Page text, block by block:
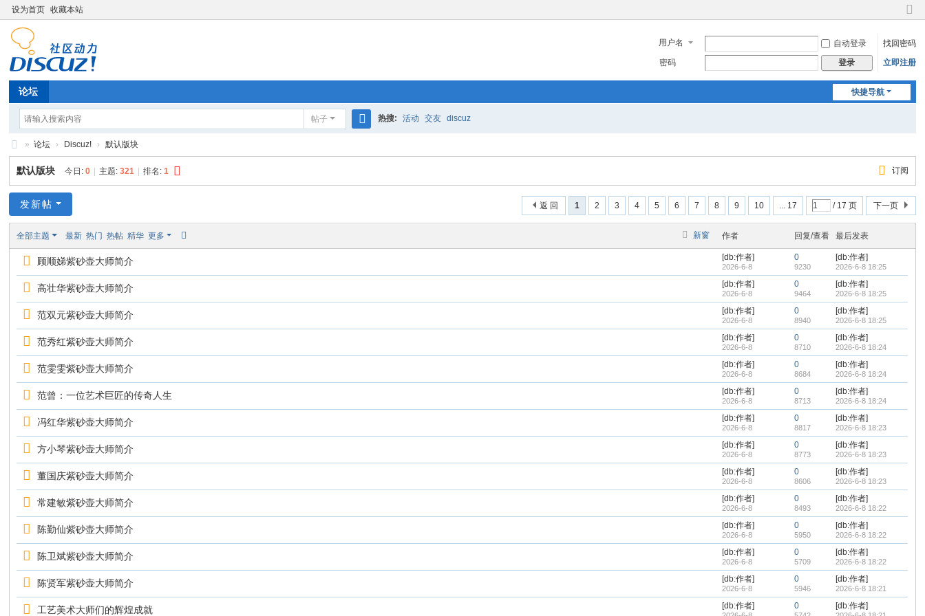
设为首页 收藏本站
切
到
窄
用户名 自动登录
找回密码
密码
登录 立即注册
快捷导航
论坛
帖子
索
热搜: 活动 交友 discuz
济
南
乾
达
科
公
» 论坛 › Discuz! › 默认版块
订阅
默认版块 今日:0 主题:321 排名:1
1 2 3 4 5 6 7 8 9 10 ... 17 / 17 页 下一页
返 回
发新帖
新窗
全部主题 最新 热门 热帖 精华 更多 作者 回复/查看 最后发表
顾顺娣紫砂壶大师简介 [db:作者]
2026-6-8
0
9230
[db:作者]
2026-6-8 18:25
高壮华紫砂壶大师简介 [db:作者]
2026-6-8
0
9464
[db:作者]
2026-6-8 18:25
范双元紫砂壶大师简介 [db:作者]
2026-6-8
0
8940
[db:作者]
2026-6-8 18:25
范秀红紫砂壶大师简介 [db:作者]
2026-6-8
0
8710
[db:作者]
2026-6-8 18:24
范雯雯紫砂壶大师简介 [db:作者]
2026-6-8
0
8684
[db:作者]
2026-6-8 18:24
范曾：一位艺术巨匠的传奇人生 [db:作者]
2026-6-8
0
8713
[db:作者]
2026-6-8 18:24
冯红华紫砂壶大师简介 [db:作者]
2026-6-8
0
8817
[db:作者]
2026-6-8 18:23
方小琴紫砂壶大师简介 [db:作者]
2026-6-8
0
8773
[db:作者]
2026-6-8 18:23
董国庆紫砂壶大师简介 [db:作者]
2026-6-8
0
8606
[db:作者]
2026-6-8 18:23
常建敏紫砂壶大师简介 [db:作者]
2026-6-8
0
8493
[db:作者]
2026-6-8 18:22
陈勤仙紫砂壶大师简介 [db:作者]
2026-6-8
0
5950
[db:作者]
2026-6-8 18:22
陈卫斌紫砂壶大师简介 [db:作者]
2026-6-8
0
5709
[db:作者]
2026-6-8 18:22
陈贤军紫砂壶大师简介 [db:作者]
2026-6-8
0
5946
[db:作者]
2026-6-8 18:21
工艺美术大师们的辉煌成就 [db:作者] 0 [db:作者]